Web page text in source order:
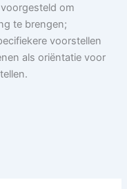
om
te brengen;
voorstellen
als oriëntatie voor